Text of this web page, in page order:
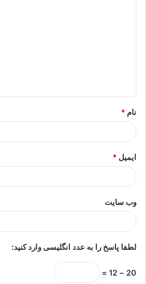
*
نام *
ایمیل *
وب‌ سایت
لطفا پاسخ را به عدد انگلیسی وارد کنید:
20 − 12 =